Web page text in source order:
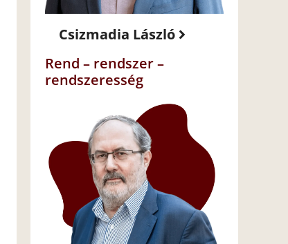
Csizmadia László
Rend – rendszer –
rendszeresség